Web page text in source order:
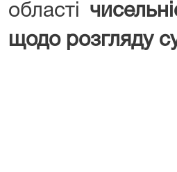
області
щодо розгляду